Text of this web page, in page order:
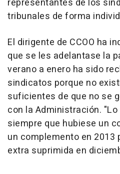
representantes de los
tribunales de forma
El dirigente de CCOO ha
que se les adelantase la
verano a enero ha sido
sindicatos porque no
suficientes de que no se
con la Administración.
siempre que hubiese un
un complemento en 2013
extra suprimida en